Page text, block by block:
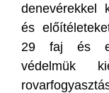
denevérekkel
és
29 faj és
védelmük